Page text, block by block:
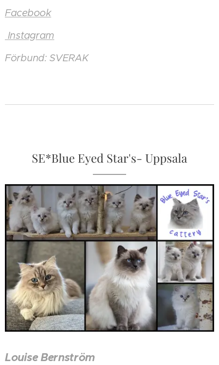
Facebook
Instagram
Förbund: SVERAK
SE*Blue Eyed Star's- Uppsala
Louise Bernström